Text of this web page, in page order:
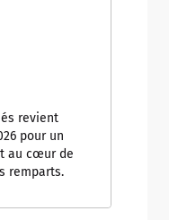
revient
pour un
au cœur de
remparts.